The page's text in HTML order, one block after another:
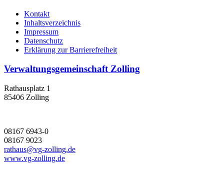
Kontakt
Inhaltsverzeichnis
Impressum
Datenschutz
Erklärung zur Barrierefreiheit
Verwaltungsgemeinschaft Zolling
Rathausplatz 1
85406 Zolling
08167 6943-0
08167 9023
rathaus@vg-zolling.de
www.vg-zolling.de